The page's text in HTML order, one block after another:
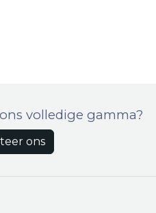
volledige gamma?
ons